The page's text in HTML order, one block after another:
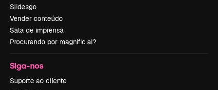
Slidesgo
Vender conteúdo
Sala de imprensa
Procurando por magnific.ai?
Siga-nos
Suporte ao cliente